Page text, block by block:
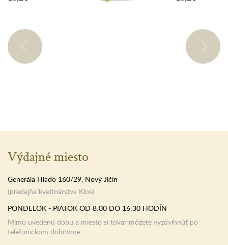
Výdajné miesto
Generála Hlaďo 160/29, Nový Jičín
(predajňa kvetinárstva Klos)
PONDELOK - PIATOK OD 8:00 DO 16:30 HODÍN
Mimo uvedenú dobu a miesto si tovar môžete vyzdvihnúť po
telefonickom dohovore